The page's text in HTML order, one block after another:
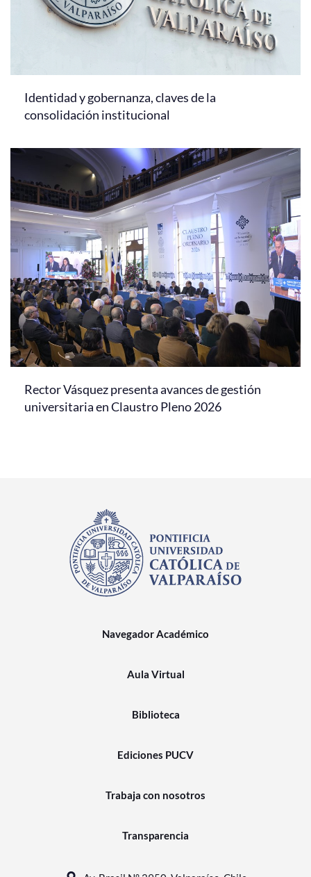
Identidad y gobernanza, claves de la
consolidación institucional
Rector Vásquez presenta avances de gestión
universitaria en Claustro Pleno 2026
Navegador Académico
Aula Virtual
Biblioteca
Ediciones PUCV
Trabaja con nosotros
Transparencia